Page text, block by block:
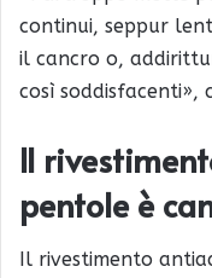
continui, seppur
il cancro o,
così soddisfacenti»,
Il
pentole è
Il rivestimento